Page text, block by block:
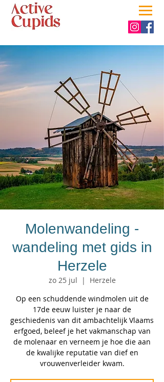
Molenwandeling -
wandeling met gids in
Herzele
zo 25 jul
  |
Herzele
Op een schuddende windmolen uit de
17de eeuw luister je naar de
geschiedenis van dit ambachtelijk Vlaams
erfgoed, beleef je het vakmanschap van
de molenaar en verneem je hoe die aan
de kwalijke reputatie van dief en
vrouwenverleider kwam.